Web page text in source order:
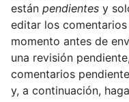
están pendientes y
editar los
momento antes de
una revisión
comentarios
y, a continuación,